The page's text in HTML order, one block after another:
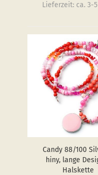
Lieferzeit: ca. 3-
Candy 88/100
hiny, lange
Hals­ket­te